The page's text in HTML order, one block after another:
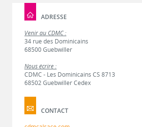
ADRESSE
Venir au CDMC :
34 rue des Dominicains
68500 Guebwiller
Nous écrire :
CDMC - Les Dominicains CS 8713
68502 Guebwiller Cedex
CONTACT